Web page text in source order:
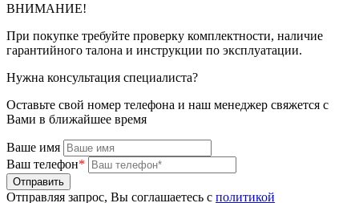
ВНИМАНИЕ!
При покупке требуйте проверку комплектности, наличие
гарантийного талона и инструкции по эксплуатации.
Нужна консультация специалиста?
Оставьте свой номер телефона и наш менеджер свяжется с
Вами в ближайшее время
Ваше имя
Ваш телефон*
Отправляя запрос, Вы соглашаетесь с политикой